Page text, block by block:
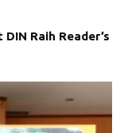
Raih Reader’s